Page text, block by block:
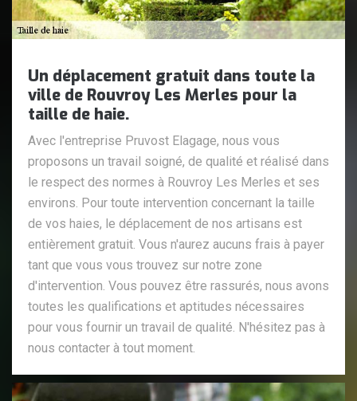
Un déplacement gratuit dans toute la
ville de Rouvroy Les Merles pour la
taille de haie.
Avec l'entreprise Pruvost Elagage, nous vous
proposons un travail soigné, de qualité et réalisé dans
le respect des normes à Rouvroy Les Merles et ses
environs. Pour toute intervention concernant la taille
de vos haies, le déplacement de nos artisans est
entièrement gratuit. Vous n'aurez aucuns frais à payer
tant que vous vous trouvez sur notre zone
d'intervention. Vous pouvez être rassurés, nous avons
toutes les qualifications et aptitudes nécessaires
pour vous fournir un travail de qualité. N'hésitez pas à
nous contacter à tout moment.